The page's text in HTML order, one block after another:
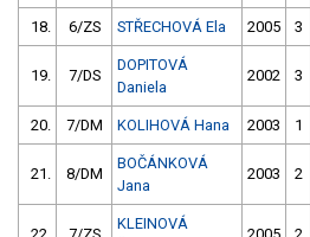
18. 6/ZS STŘECHOVÁ Ela 2005 3
19. 7/DS
DOPITOVÁ
Daniela
2002 3
20. 7/DM KOLIHOVÁ Hana 2003 1
21. 8/DM
BOČÁNKOVÁ
Jana
2003 2
KLEINOVÁ